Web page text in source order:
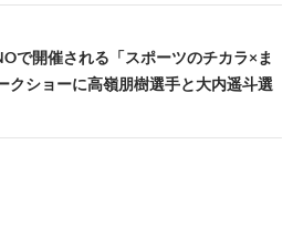
で開催される「スポーツのチカラ×ま
クショーに高嶺朋樹選手と大内遥斗選